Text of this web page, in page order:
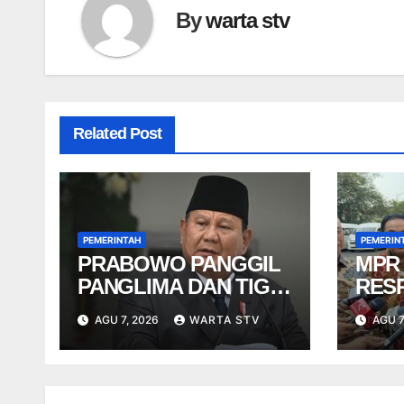
Bywarta stv
Related Post
PEMERINTAH
PRABOWO PANGGIL
PANGLIMA DAN TIGA
KEPALA STAF TNI
AGU 7, 2026 WARTA STV AGU